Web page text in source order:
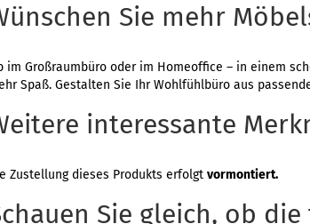
Sie mehr
im Großraumbüro oder im Homeoffice – in einem
Spaß. Gestalten Sie Ihr Wohlfühlbüro aus
interessante
Zustellung dieses Produkts erfolgt vormontiert.
Sie gleich, ob